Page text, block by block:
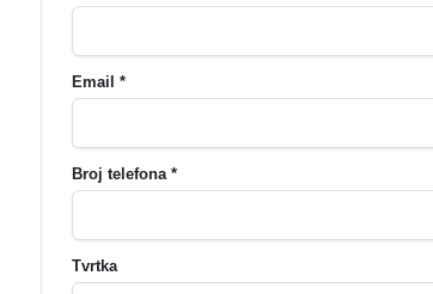
Email *
Broj telefona *
Tvrtka